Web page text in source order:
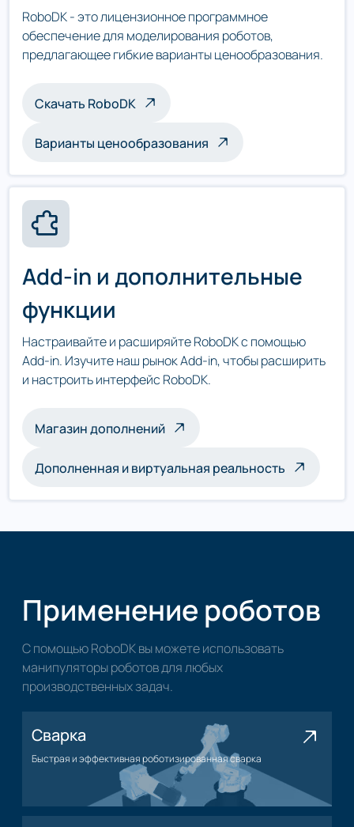
RoboDK - это лицензионное программное
обеспечение для моделирования роботов,
предлагающее гибкие варианты ценообразования.
Скачать RoboDK
Варианты ценообразования
Add-in и дополнительные
функции
Настраивайте и расширяйте RoboDK с помощью
Add-in. Изучите наш рынок Add-in, чтобы расширить
и настроить интерфейс RoboDK.
Магазин дополнений
Дополненная и виртуальная реальность
Применение роботов
С помощью RoboDK вы можете использовать
манипуляторы роботов для любых
производственных задач.
Сварка
Быстрая и эффективная роботизированная сварка
Применение сварки